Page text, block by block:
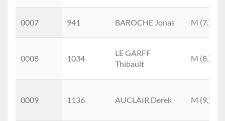
0007 941 BAROCHE Jonas M (7.)
0008 1034
LE GARFF
Thibault
M (8.)
0009 1136 AUCLAIR Derek M (9.)